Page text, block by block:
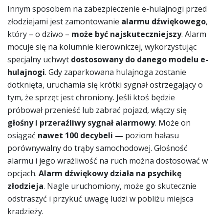
Innym sposobem na zabezpieczenie e-hulajnogi przed
złodziejami jest zamontowanie alarmu dźwiękowego,
który – o dziwo – może być najskuteczniejszy. Alarm
mocuje się na kolumnie kierowniczej, wykorzystując
specjalny uchwyt dostosowany do danego modelu e-
hulajnogi. Gdy zaparkowana hulajnoga zostanie
dotknięta, uruchamia się krótki sygnał ostrzegający o
tym, że sprzęt jest chroniony. Jeśli ktoś będzie
próbował przenieść lub zabrać pojazd, włączy się
głośny i przeraźliwy sygnał alarmowy. Może on
osiągać nawet 100 decybeli — poziom hałasu
porównywalny do trąby samochodowej. Głośność
alarmu i jego wrażliwość na ruch można dostosować w
opcjach. Alarm dźwiękowy działa na psychikę
złodzieja. Nagle uruchomiony, może go skutecznie
odstraszyć i przykuć uwagę ludzi w pobliżu miejsca
kradzieży.